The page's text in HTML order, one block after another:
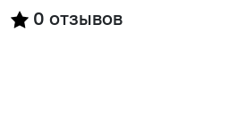
0 отзывов